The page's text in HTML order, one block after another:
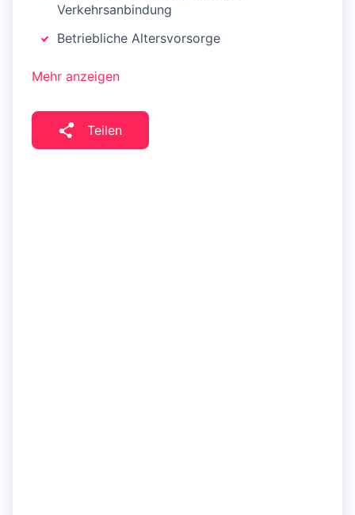
Verkehrsanbindung
Betriebliche Altersvorsorge
Mehr anzeigen
Teilen